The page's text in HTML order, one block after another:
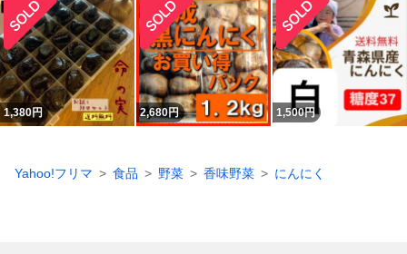
1,380円 2,680円 1,500円
Yahoo!フリマ 食品 野菜 香味野菜 にんにく